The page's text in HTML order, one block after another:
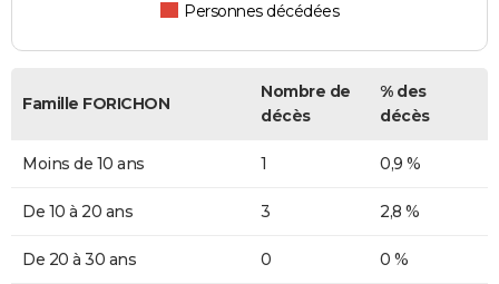
Personnes décédées
Famille FORICHON
Nombre de
décès
% des
décès
Moins de 10 ans 1 0,9 %
De 10 à 20 ans 3 2,8 %
De 20 à 30 ans 0 0 %